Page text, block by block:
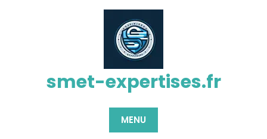
smet-expertises.fr
MENU